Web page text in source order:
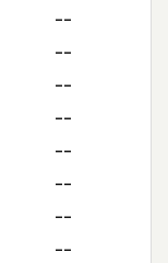
--
--
--
--
--
--
--
--